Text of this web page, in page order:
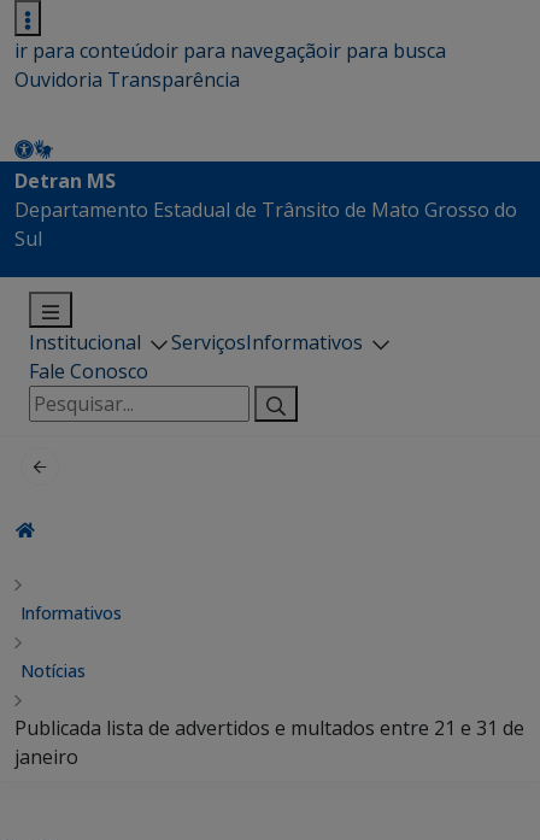
ir para conteúdoir para navegaçãoir para busca
Ouvidoria Transparência
Detran MS
Departamento Estadual de Trânsito de Mato Grosso do
Sul
Institucional ServiçosInformativos
Fale Conosco
Pesquisar
por:
Informativos
Notícias
Publicada lista de advertidos e multados entre 21 e 31 de
janeiro